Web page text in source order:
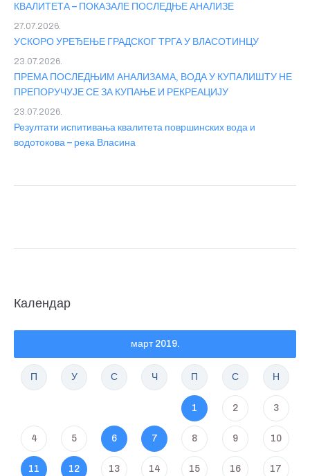
КВАЛИТЕТА – ПОКАЗАЛЕ ПОСЛЕДЊЕ АНАЛИЗЕ
УСКОРО УРЕЂЕЊЕ ГРАДСКОГ ТРГА У ВЛАСОТИНЦУ
27.07.2026.
ПРЕМА ПОСЛЕДЊИМ АНАЛИЗАМА, ВОДА У КУПАЛИШТУ НЕ
ПРЕПОРУЧУЈЕ СЕ ЗА КУПАЊЕ И РЕКРЕАЦИЈУ
23.07.2026.
Резултати испитивања квалитета површинских вода и
водотокова – река Власина
23.07.2026.
Календар
март 2019.
П У С Ч П С Н
1 2 3
4 5 6 7 8 9 10
11 12 13 14 15 16 17